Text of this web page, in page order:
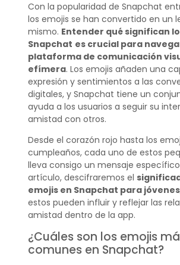
Con la popularidad de Snapchat
los emojis se han convertido en un
mismo. Entender qué significan
Snapchat es crucial para
plataforma de comunicación
efímera. Los emojis añaden una
expresión y sentimientos a las
digitales, y Snapchat tiene un
ayuda a los usuarios a seguir su
amistad con otros.
Desde el corazón rojo hasta los
cumpleaños, cada uno de estos
lleva consigo un mensaje
artículo, descifraremos el
emojis en Snapchat para jóvenes
estos pueden influir y reflejar las
amistad dentro de la app.
¿Cuáles son los emojis
comunes en Snapchat?